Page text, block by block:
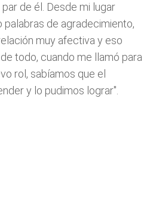
de él. Desde mi lugar
de agradecimiento,
muy afectiva y eso
todo, cuando me llamó para
rol, sabíamos que el
y lo pudimos lograr".